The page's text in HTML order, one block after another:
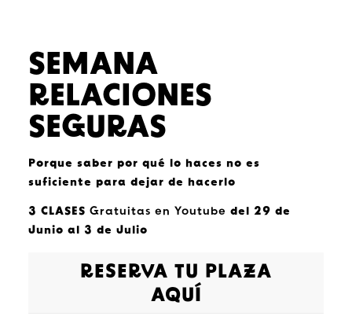
SEMANA
RELACIONES
SEGURAS
Porque saber por qué lo haces no es
suficiente para dejar de hacerlo
3 CLASES Gratuitas en Youtube del 29 de
Junio al 3 de Julio
RESERVA TU PLAZA
AQUÍ